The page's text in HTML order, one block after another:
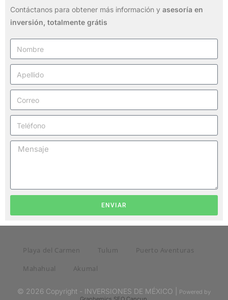
Contáctanos para obtener más información y asesoría en
inversión, totalmente grátis
ENVIAR
Playa del Carmen Tulum
Puerto Aventuras
Mahahual
Akumal
© 2026 Copyright - INVERSIONES DE MÉXICO |
Powered by